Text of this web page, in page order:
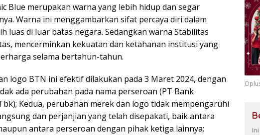
Blue merupakan warna yang lebih hidup dan segar
Warna ini menggambarkan sifat percaya diri dalam
luas di luar batas negara. Sedangkan warna Stabilitas
mencerminkan kekuatan dan ketahanan institusi yang
selama bertahun-tahun.
logo BTN ini efektif dilakukan pada 3 Maret 2024, dengan
ada perubahan pada nama perseroan (PT Bank
Kedua, perubahan merek dan logo tidak mempengaruhi
dan perjanjian yang telah disepakati, baik antara
antara perseroan dengan pihak ketiga lainnya;